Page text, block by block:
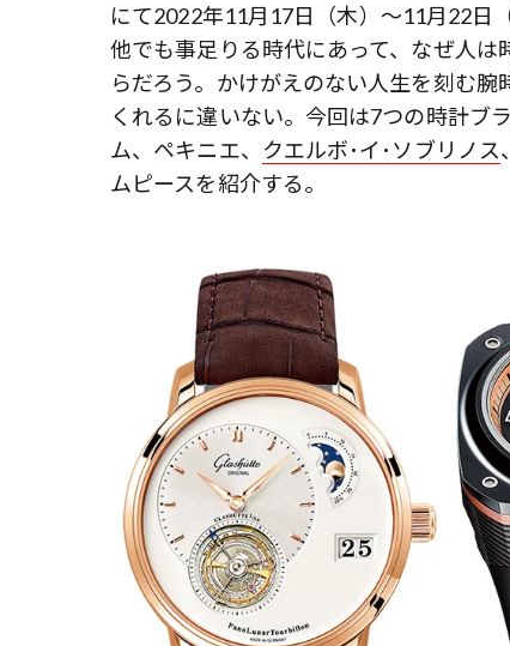
にて2022年11月17日（木）～11月22日
他でも事足りる時代にあって、なぜ人
らだろう。かけがえのない人生を刻む
くれるに違いない。今回は7つの時計ブラ
ム、ペキニエ、
クエルボ･イ･ソブリノス
ムピースを紹介する。